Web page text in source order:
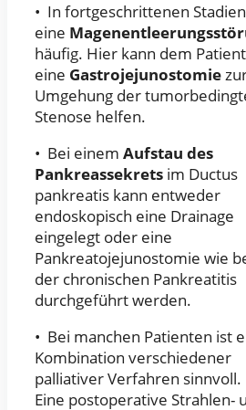
• In fortgeschrittenen
eine
häufig. Hier kann dem
eine Gastrojejunostomie
Umgehung der
Stenose helfen.
• Bei einem Aufstau des
Pankreassekrets im Ductus
pankreatis kann entweder
endoskopisch eine Drainage
eingelegt oder eine
Pankreatojejunostomie wie
der chronischen Pankreatitis
durchgeführt werden.
• Bei manchen Patienten ist
Kombination verschiedener
palliativer Verfahren sinnvoll.
Eine postoperative Strahlen-